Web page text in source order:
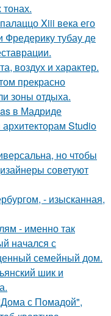
Xiii века его
Фредерику тубау де
воздух и характер.
прекрасно
зоны отдыха.
в Мадриде
Studio
но чтобы
советуют
- изысканная,
- именно так
начался с
семейный дом.
шик и
с Помадой",